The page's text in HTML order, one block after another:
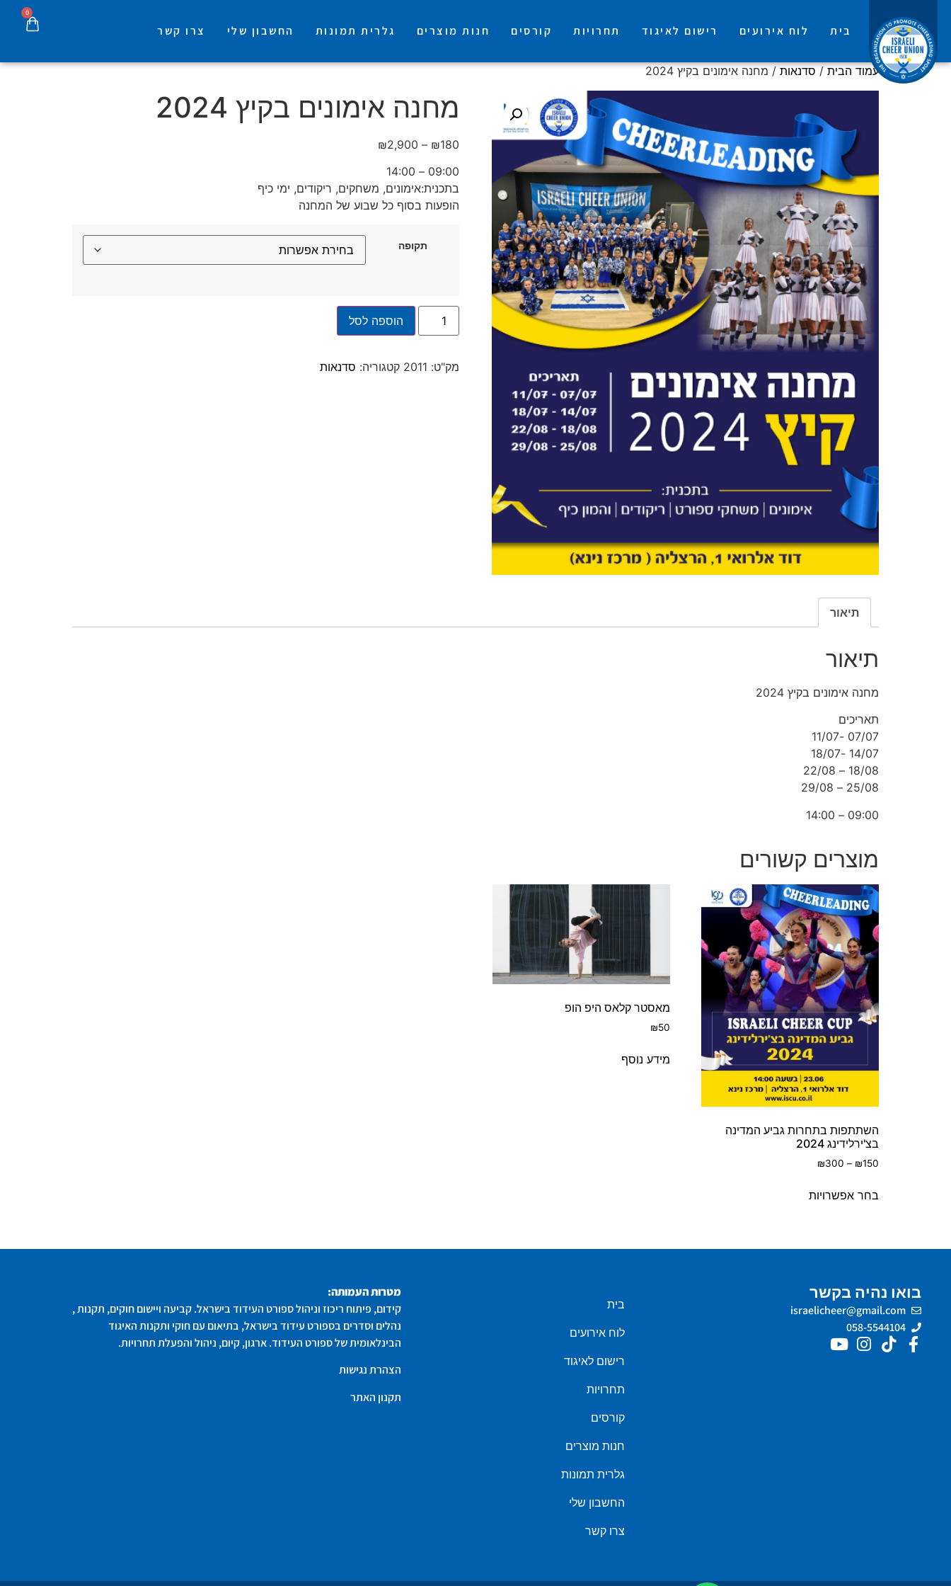
בית לוח אירועים רישום לאיגוד תחרויות קורסים חנות מוצרים גלרית תמונות החשבון שלי צרו קשר
0
עמוד הבית / סדנאות / מחנה אימונים בקיץ 2024
מחנה אימונים בקיץ 2024
₪180
–
₪2,900
09:00 – 14:00
בתכנית:אימונים‍, משחקים, ריקודים‍, ימי כיף
הופעות בסוף כל שבוע של המחנה
תקופה
הוספה לסל
מק"ט: 2011 קטגוריה: סדנאות
תיאור
תיאור
מחנה אימונים בקיץ 2024 ‍
תאריכים
07/07 -11/07
14/07 -18/07
18/08 – 22/08
25/08 – 29/08
09:00 – 14:00
מוצרים קשורים
השתתפות בתחרות גביע המדינה
בצ'ירלידינג 2024
₪150
–
₪300
בחר אפשרויות
מאסטר קלאס היפ הופ
₪50
מידע נוסף
בואו נהיה בקשר
israelicheer@gmail.com
058-5544104
בית
לוח אירועים
רישום לאיגוד
תחרויות
קורסים
חנות מוצרים
גלרית תמונות
החשבון שלי
צרו קשר
מטרות העמותה:
קידום, פיתוח ריכוז וניהול ספורט העידוד בישראל. קביעה ויישום חוקים, תקנות ,
נהלים וסדרים בספורט עידוד בישראל, בתיאום עם חוקי ותקנות האיגוד
הבינלאומית של ספורט העידוד. ארגון, קיום, ניהול והפעלת תחרויות.
הצהרת נגישות
תקנון האתר